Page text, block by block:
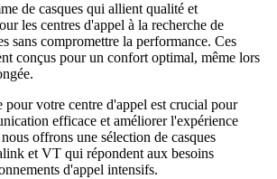
de casques qui allient qualité et
les centres d'appel à la recherche de
sans compromettre la performance. Ces
conçus pour un confort optimal, même lors
pour votre centre d'appel est crucial pour
efficace et améliorer l'expérience
offrons une sélection de casques
et VT qui répondent aux besoins
d'appel intensifs.